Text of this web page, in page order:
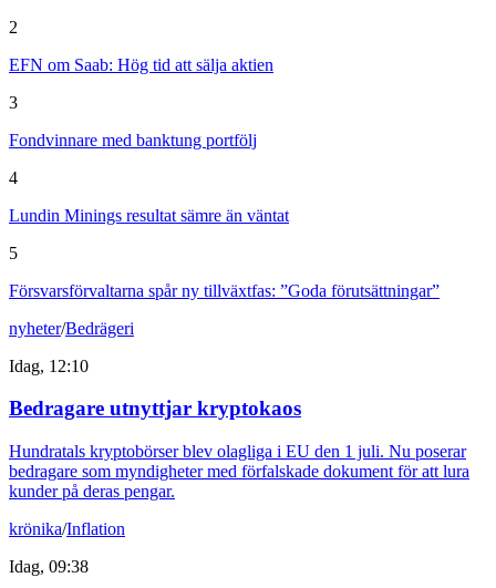
2
EFN om Saab: Hög tid att sälja aktien
3
Fondvinnare med banktung portfölj
4
Lundin Minings resultat sämre än väntat
5
Försvarsförvaltarna spår ny tillväxtfas: ”Goda förutsättningar”
nyheter/Bedrägeri
Idag, 12:10
Bedragare utnyttjar kryptokaos
Hundratals kryptobörser blev olagliga i EU den 1 juli. Nu poserar
bedragare som myndigheter med förfalskade dokument för att lura
kunder på deras pengar.
krönika/Inflation
Idag, 09:38